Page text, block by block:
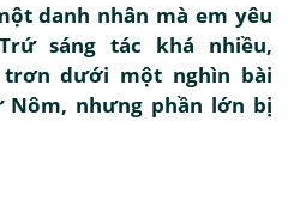
danh nhân mà em yêu
sáng tác khá nhiều,
dưới một nghìn bài
Nôm, nhưng phần lớn bị